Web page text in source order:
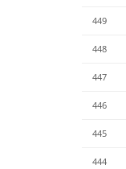
449
448
447
446
445
444